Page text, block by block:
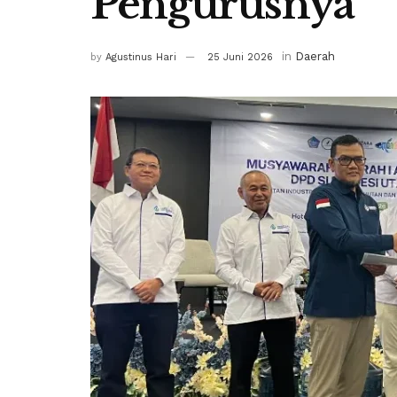
by Agustinus Hari 25 Juni 2026 in Daerah